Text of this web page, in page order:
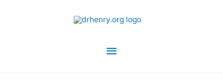
Menu